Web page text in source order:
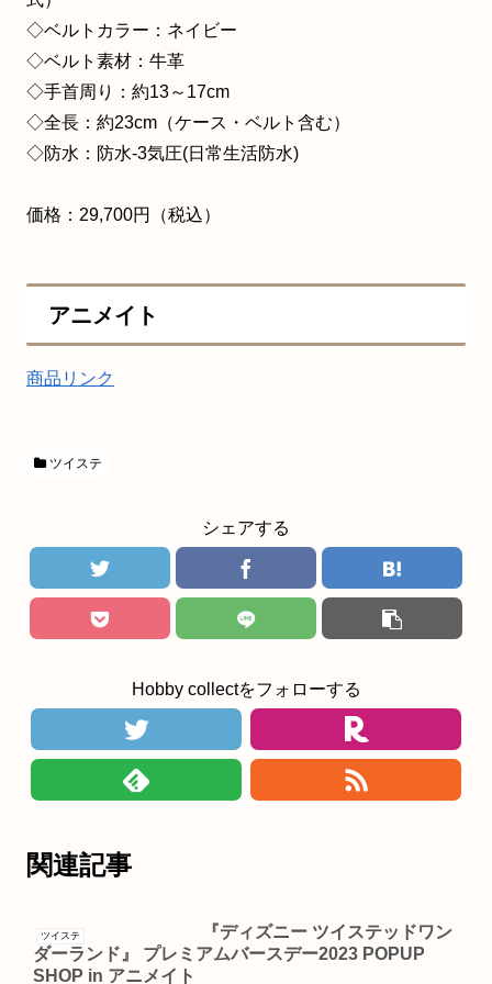
◇ベルトカラー：ネイビー
◇ベルト素材：牛革
◇手首周り：約13～17cm
◇全長：約23cm（ケース・ベルト含む）
◇防水：防水-3気圧(日常生活防水)
価格：29,700円（税込）
アニメイト
商品リンク
ツイステ
シェアする
Hobby collectをフォローする
関連記事
ツイステ
『ディズニー ツイステッドワン
ダーランド』 プレミアムバースデー2023 POPUP
SHOP in アニメイト